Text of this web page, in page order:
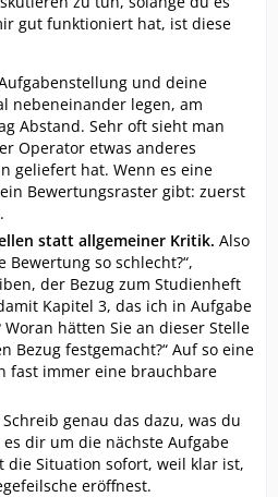
gut funktioniert hat, ist diese
und deine
nebeneinander legen, am
Abstand. Sehr oft sieht man
Operator etwas anderes
geliefert hat. Wenn es eine
Bewertungsraster gibt: zuerst
statt allgemeiner Kritik. Also
Bewertung so schlecht?“,
der Bezug zum Studienheft
Kapitel 3, das ich in Aufgabe
hätten Sie an dieser Stelle
Bezug festgemacht?“ Auf so eine
fast immer eine brauchbare
Schreib genau das dazu, was du
dir um die nächste Aufgabe
die Situation sofort, weil klar ist,
eröffnest.